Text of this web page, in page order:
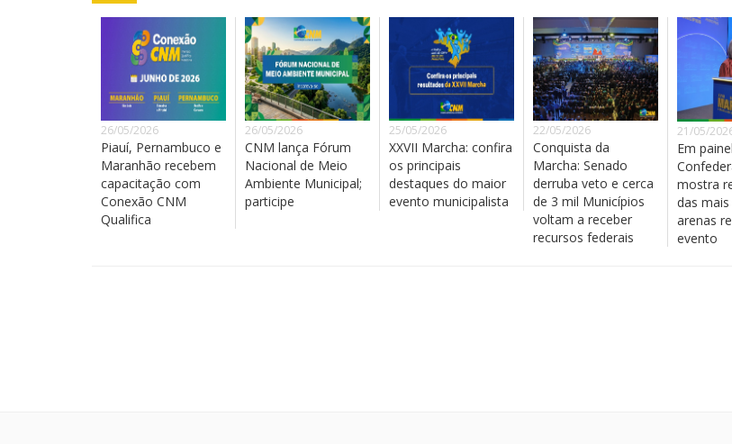
26/05/2026
Piauí, Pernambuco e
Maranhão recebem
capacitação com
Conexão CNM
Qualifica
26/05/2026
CNM lança Fórum
Nacional de Meio
Ambiente Municipal;
participe
25/05/2026
XXVII Marcha: confira
os principais
destaques do maior
evento municipalista
22/05/2026
Conquista da
Marcha: Senado
derruba veto e cerca
de 3 mil Municípios
voltam a receber
recursos federais
21/05/
Em
mostra
das
arenas
evento